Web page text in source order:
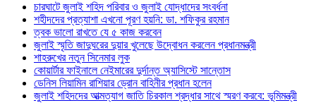
চারঘাটে জুলাই শহিদ পরিবার ও জুলাই যোদ্ধাদের সংবর্ধনা
শহীদদের প্রত্যাশা এখনো পূরণ হয়নি: ডা. শফিকুর রহমান
ত্বক ভালো রাখতে যে ৫ কাজ করবেন
জুলাই স্মৃতি জাদুঘরের দুয়ার খুলেছে উদ্বোধন করলেন প্রধানমন্ত্রী
শাহরুখের নতুন সিনেমার লুক
কোয়ার্টার ফাইনালে নেইমারের দুর্দান্ত অ্যাসিস্টে সান্তোস
ডেনিস লিয়ামিন রাশিয়ার ড্রোন বাহিনীর প্রধান হলেন
জুলাই শহিদদের আত্মত্যাগ জাতি চিরকাল শ্রদ্ধার সাথে স্মরণ করবে: ভূমিমন্ত্রী